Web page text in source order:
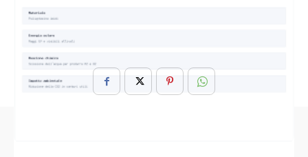
Dina
Sanichar